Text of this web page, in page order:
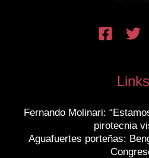
Links
Fernando Molinari:
pirotecnia
Aguafuertes porteñas: